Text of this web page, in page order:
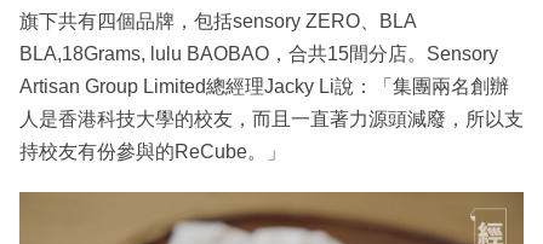
旗下共有四個品牌，包括sensory ZERO、BLA
BLA,18Grams, lulu BAOBAO，合共15間分店。Sensory
Artisan Group Limited總經理Jacky Li說：「集團兩名創辦
人是香港科技大學的校友，而且一直著力源頭減廢，所以支
持校友有份參與的ReCube。」